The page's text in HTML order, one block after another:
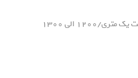
✳️ یونولیت تیرچه کرومیت یک متری/۱۲۰۰ الی ۱۳۰۰